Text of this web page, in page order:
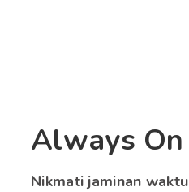
Always
Nikmati jaminan